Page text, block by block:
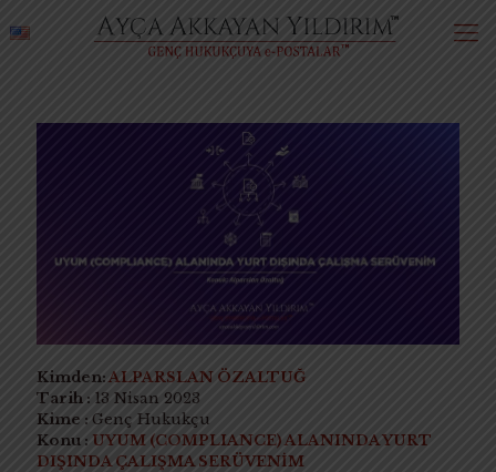
Kimden:ALPARSLAN ÖZALTUĞ
Tarih : 13 Nisan 2023
Kime : Genç Hukukçu
Konu : UYUM (COMPLIANCE) ALANINDA YURT
DIŞINDA ÇALIŞMA SERÜVENİM